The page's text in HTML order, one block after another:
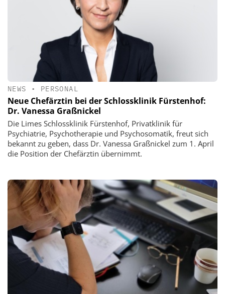
NEWS • PERSONAL
Neue Chefärztin bei der Schlossklinik Fürstenhof:
Dr. Vanessa Graßnickel
Die Limes Schlossklinik Fürstenhof, Privatklinik für
Psychiatrie, Psychotherapie und Psychosomatik, freut sich
bekannt zu geben, dass Dr. Vanessa Graßnickel zum 1. April
die Position der Chefärztin übernimmt.